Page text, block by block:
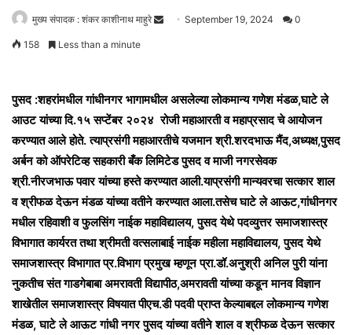
मुख्य संपादक : शंकर काशीनाथ माहुरे
a
n
e
l
September 19, 2024 0
158 Less than a minute
पुसद :शहरांमधील गांधीनगर भागामधील असलेल्या लोकमान्य गणेश मंडळ,घाटे ले
आउट यांच्या दि.१५ सप्टेंबर २०२४ रोजी महाआरती व महाप्रसाद चे आयोजन
करण्यात आले होते. त्याप्रसंगी महाआरतीचे यजमान श्री.शरदभाऊ मैंद,अध्यक्ष,पुसद
अर्बन को ऑपरेटिव्ह सहकारी बँक लिमिटेड पुसद व माजी नगरसेवक
श्री.नीरजभाऊ पवार यांच्या हस्ते करण्यात आली.याप्रसंगी मान्यवरचा सत्कार शाल
व श्रीफळ देऊन मंडळ यांच्या वतीने करण्यात आला.तसेच घाटे ले आऊट,गांधीनगर
मधील रहिवाशी व फुलसिंग नाईक महाविद्यालय, पुसद येथे पदव्युत्तर समाजशास्त्र
विभागात कार्यरत तथा श्रीमती वत्सलाबाई नाईक महीला महाविद्यालय, पुसद येथे
समाजशास्त्र विभागात प्र.विभाग प्रमुख म्हणून प्रा.डॉ.अनुश्री अनिल पुरी यांना
नुकतीच संत गाडगेबाबा अमरावती विद्यापीठ,अमरावती यांच्या कडून मानव विज्ञान
शाखेतील समाजशास्त्र विषयात पीएच.डी पदवी प्राप्त केल्याबद्दल लोकमान्य गणेश
मंडळ, घाटे ले आऊट गांधी नगर पुसद यांच्या वतीने शाल व श्रीफळ देऊन सत्कार